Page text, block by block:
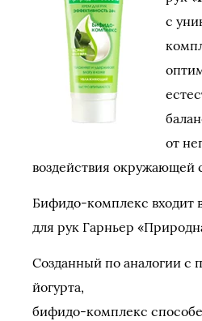
с
от
воздействия окружающей
Бифидо-комплекс входит
для рук Гарньер
Созданный по аналогии с
йогурта,
бифидо-комплекс